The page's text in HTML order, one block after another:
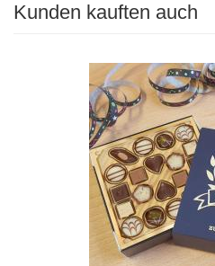
Kunden kauften auch